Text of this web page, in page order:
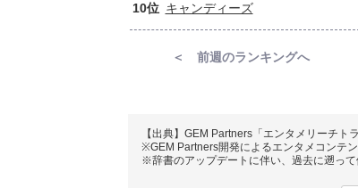
10位 キャンディーズ
＜ 前週のランキングへ
【出典】GEM Partners「エンタメリーチト
※GEM Partners開発によるエンタメコンテ
※辞書のアップデートに伴い、過去に遡って